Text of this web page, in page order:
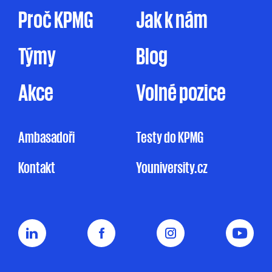
Proč KPMG
Jak k nám
Týmy
Blog
Akce
Volné pozice
Ambasadoři
Kontakt
Testy do KPMG
Youniversity.cz